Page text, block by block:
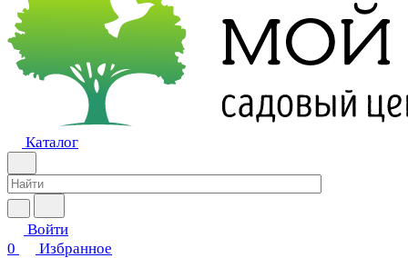
Каталог
Войти
0
Избранное